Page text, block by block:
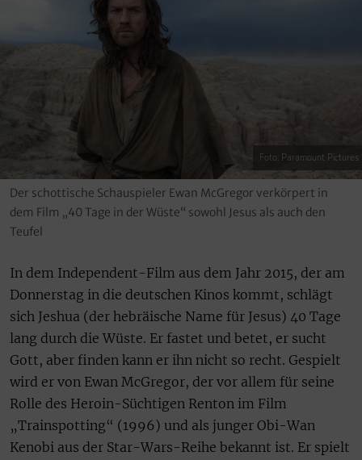
Foto: Paramount Pictures
Der schottische Schauspieler Ewan McGregor verkörpert in
dem Film „40 Tage in der Wüste“ sowohl Jesus als auch den
Teufel
In dem Independent-Film aus dem Jahr 2015, der am
Donnerstag in die deutschen Kinos kommt, schlägt
sich Jeshua (der hebräische Name für Jesus) 40 Tage
lang durch die Wüste. Er fastet und betet, er sucht
Gott, aber finden kann er ihn nicht so recht. Gespielt
wird er von Ewan McGregor, der vor allem für seine
Rolle des Heroin-Süchtigen Renton im Film
„Trainspotting“ (1996) und als junger Obi-Wan
Kenobi aus der Star-Wars-Reihe bekannt ist. Er spielt